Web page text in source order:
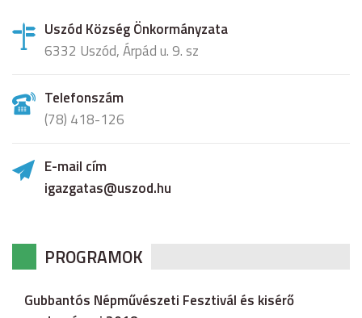
Uszód Község Önkormányzata
6332 Uszód, Árpád u. 9. sz
Telefonszám
(78) 418-126
E-mail cím
igazgatas@uszod.hu
PROGRAMOK
Gubbantós Népművészeti Fesztivál és kisérő